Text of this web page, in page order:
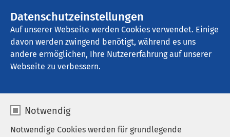
Datenschutzeinstellungen
Auf unserer Webseite werden Cookies verwendet. Einige
davon werden zwingend benötigt, während es uns
andere ermöglichen, Ihre Nutzererfahrung auf unserer
Webseite zu verbessern.
Notwendig
Notwendige Cookies werden für grundlegende
Klinik für Geriatrie Ratzeburg